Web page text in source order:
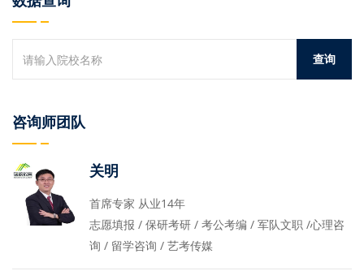
咨询师团队
关明
首席专家 从业14年
志愿填报 / 保研考研 / 考公考编 / 军队文职 /心理咨
询 / 留学咨询 / 艺考传媒